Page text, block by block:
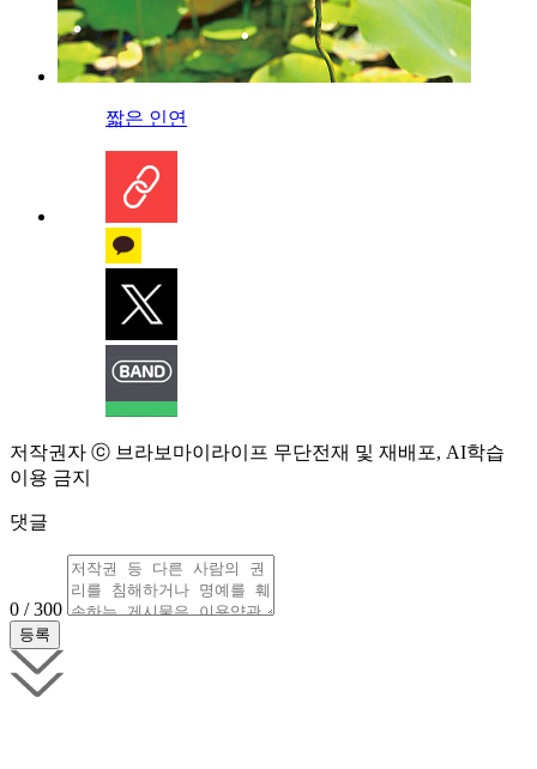
짧은 인연
저작권자 ⓒ 브라보마이라이프 무단전재 및 재배포, AI학습
이용 금지
댓글
0 / 300